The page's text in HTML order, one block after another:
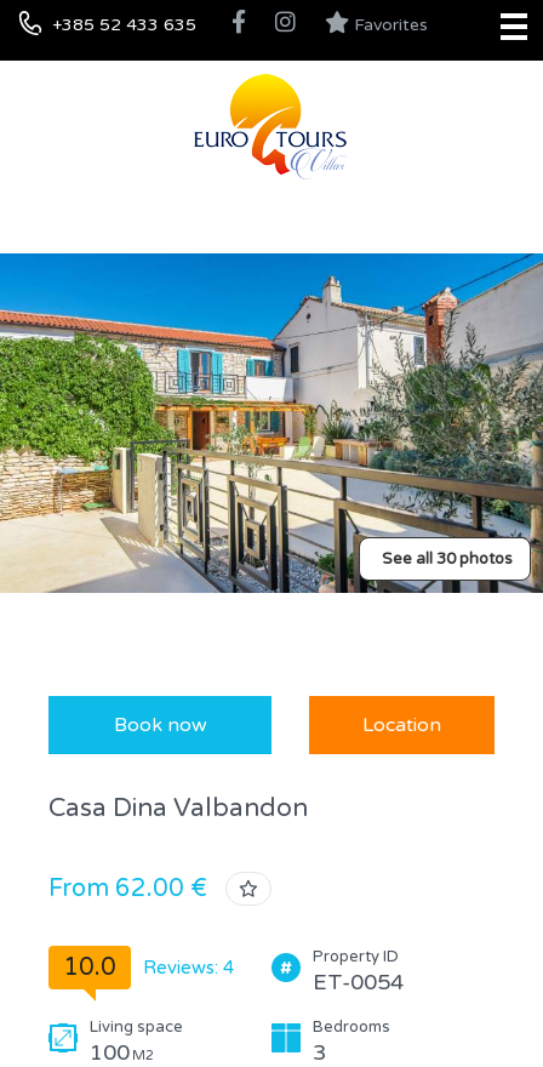
+385 52 433 635 Favorites
See all 30 photos
Book now Location
Casa Dina Valbandon
From 62.00 €
10.0 Reviews: 4 Property ID
ET-0054
Living space
100 M2
Bedrooms
3